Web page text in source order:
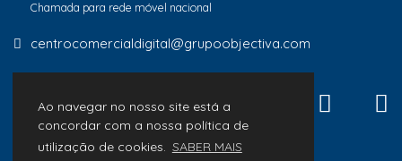
Ao navegar no nosso site está a
concordar com a nossa política de
utilização de cookies. SABER MAIS
Chamada para rede móvel nacional
centrocomercialdigital@grupoobjectiva.com